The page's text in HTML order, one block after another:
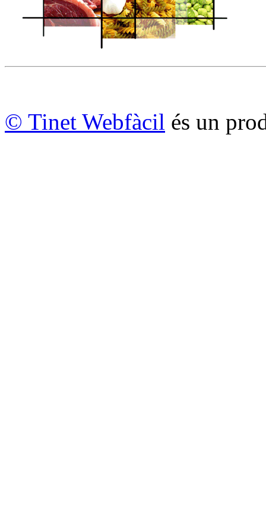
© Tinet Webfàcil és un